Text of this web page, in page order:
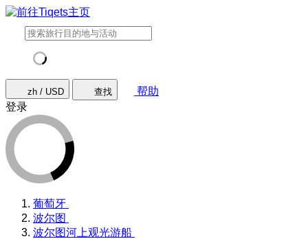
zh / USD 查找
帮助
登录
葡萄牙
波尔图
波尔图河上观光游船